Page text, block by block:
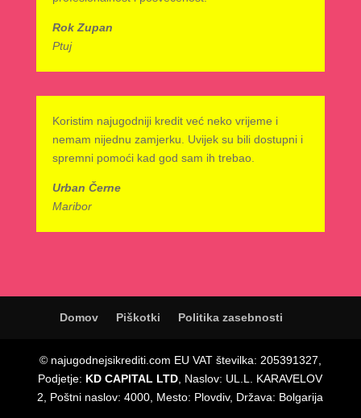
Rok Zupan
Ptuj
Koristim najugodniji kredit već neko vrijeme i
nemam nijednu zamjerku. Uvijek su bili dostupni i
spremni pomoći kad god sam ih trebao.
Urban Černe
Maribor
Domov Piškotki Politika zasebnosti
© najugodnejsikrediti.com EU VAT številka: 205391327,
Podjetje: KD CAPITAL LTD , Naslov: UL.L. KARAVELOV
2, Poštni naslov: 4000, Mesto: Plovdiv, Država: Bolgarija